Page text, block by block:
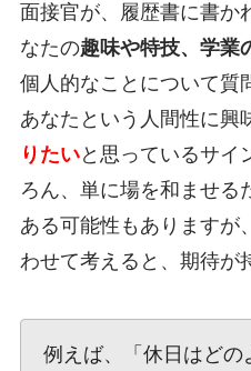
面接官が、履歴書に書か
なたの趣味や特技、学業
個人的なことについて質
あなたという人間性に興
りたいと思っているサイ
ろん、単に場を和ませる
ある可能性もありますが
わせて考えると、期待が
例えば、「休日はどの